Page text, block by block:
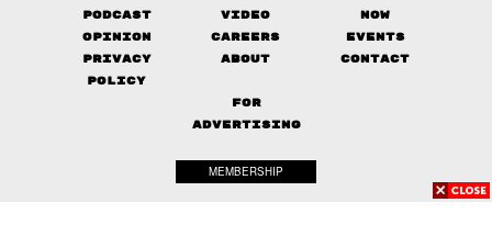
Podcast
Video
Now
Opinion
Careers
Events
Privacy
Policy
About Contact
FOR
ADVERTISING
MEMBERSHIP